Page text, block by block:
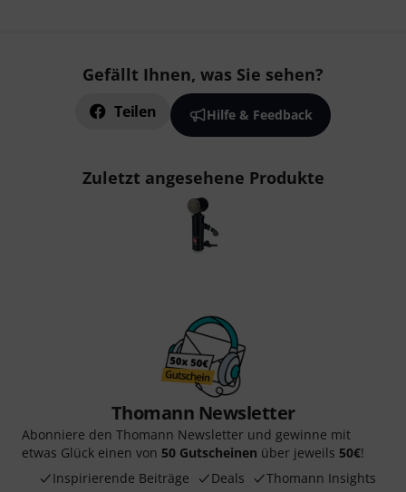
Gefällt Ihnen, was Sie sehen?
Teilen Hilfe & Feedback
Zuletzt angesehene Produkte
Thomann Newsletter
Abonniere den Thomann Newsletter und gewinne mit
etwas Glück einen von 50 Gutscheinen über jeweils 50€!
Inspirierende Beiträge
Deals Thomann Insights